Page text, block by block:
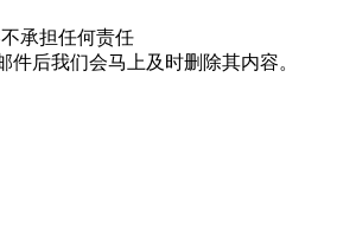
承担任何责任
件后我们会马上及时删除其内容。